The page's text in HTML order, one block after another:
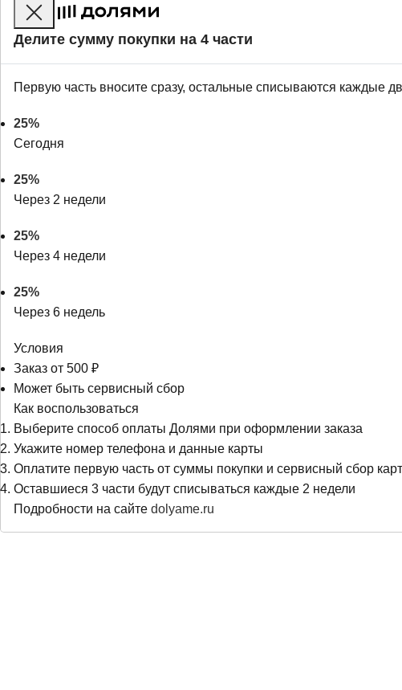
Делите сумму покупки на 4 части
Первую часть вносите сразу, остальные списываются каждые
25%
Сегодня
25%
Через 2 недели
25%
Через 4 недели
25%
Через 6 недель
Условия
Заказ от 500 ₽
Может быть сервисный сбор
Как воспользоваться
Выберите способ оплаты Долями при оформлении заказа
Укажите номер телефона и данные карты
Оплатите первую часть от суммы покупки и сервисный сбор
Оставшиеся 3 части будут списываться каждые 2 недели
Подробности на сайте dolyame.ru